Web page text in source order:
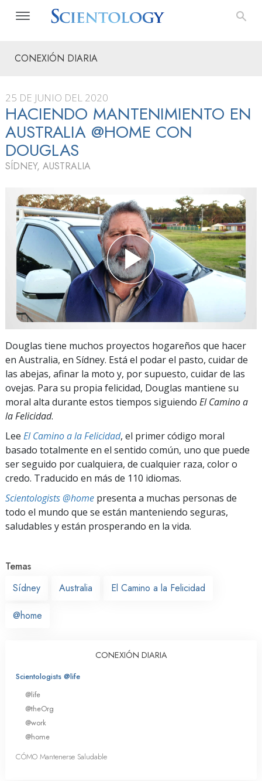
CONEXIÓN DIARIA
25 DE JUNIO DEL 2020
HACIENDO MANTENIMIENTO EN
AUSTRALIA @HOME CON
DOUGLAS
SÍDNEY, AUSTRALIA
Douglas tiene muchos proyectos hogareños que hacer
en Australia, en Sídney. Está el podar el pasto, cuidar de
las abejas, afinar la moto y, por supuesto, cuidar de las
ovejas. Para su propia felicidad, Douglas mantiene su
moral alta durante estos tiempos siguiendo El Camino a
la Felicidad.
Lee El Camino a la Felicidad, el primer código moral
basado totalmente en el sentido común, uno que puede
ser seguido por cualquiera, de cualquier raza, color o
credo. Traducido en más de 110 idiomas.
Scientologists @home presenta a muchas personas de
todo el mundo que se están manteniendo seguras,
saludables y están prosperando en la vida.
Temas
Sídney
Australia El Camino a la Felicidad
@home
CONEXIÓN DIARIA
Scientologists @life
@life
@theOrg
@work
@home
CÓMO Mantenerse Saludable